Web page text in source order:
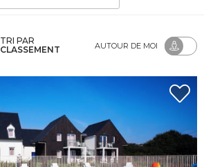
TRI PAR
CLASSEMENT
AUTOUR DE MOI